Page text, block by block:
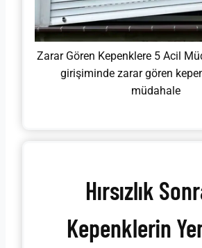
Zarar Gören Kepenklere 5 Acil
girişiminde zarar gören
müdahale
Hırsızlık
Kepenklerin